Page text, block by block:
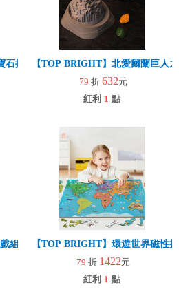
石挖掘套組(益智玩具/趣味桌遊/世界三
【TOP BRIGHT】北愛爾蘭巨人
79 折 632元
紅利 1 點
組(角色扮演/低幼/互動/親子遊戲)
【TOP BRIGHT】環遊世界磁性
79 折 1422元
紅利 1 點